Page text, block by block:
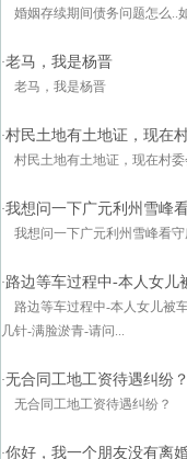
婚姻存续期间债务问题怎么..
·老马，我是杨晋
老马，我是杨晋
·村民土地有土地证，现在
村民土地有土地证，现在村
·我想问一下广元利州雪峰
我想问一下广元利州雪峰看
·路边等车过程中-本人女儿
路边等车过程中-本人女儿被
几针-满脸淤青-请问...
·无合同工地工资待遇纠纷？
无合同工地工资待遇纠纷？
·你好，我一个朋友没有离